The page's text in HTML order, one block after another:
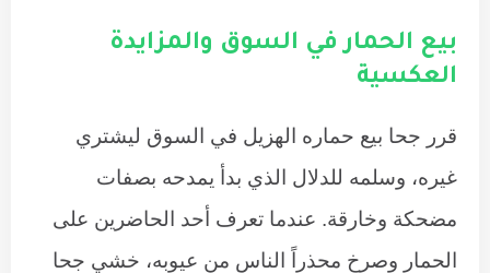
بيع الحمار في السوق والمزايدة
العكسية
قرر جحا بيع حماره الهزيل في السوق ليشتري
غيره، وسلمه للدلال الذي بدأ يمدحه بصفات
مضحكة وخارقة. عندما تعرف أحد الحاضرين على
الحمار وصرخ محذراً الناس من عيوبه، خشي جحا